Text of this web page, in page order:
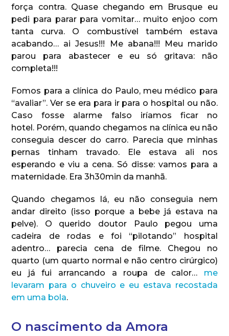
força contra. Quase chegando em Brusque eu
pedi para parar para vomitar… muito enjoo com
tanta curva. O combustível também estava
acabando… ai Jesus!!! Me abana!!! Meu marido
parou para abastecer e eu só gritava: não
completa!!!
Fomos para a clínica do Paulo, meu médico para
“avaliar”. Ver se era para ir para o hospital ou não.
Caso fosse alarme falso iríamos ficar no
hotel. Porém, quando chegamos na clínica eu não
conseguia descer do carro. Parecia que minhas
pernas tinham travado. Ele estava ali nos
esperando e viu a cena. Só disse: vamos para a
maternidade. Era 3h30min da manhã.
Quando chegamos lá, eu não conseguia nem
andar direito (isso porque a bebe já estava na
pelve). O querido doutor Paulo pegou uma
cadeira de rodas e foi “pilotando” hospital
adentro… parecia cena de filme. Chegou no
quarto (um quarto normal e não centro cirúrgico)
eu já fui arrancando a roupa de calor… me
levaram para o chuveiro e eu estava recostada
em uma bola.
O nascimento da Amora